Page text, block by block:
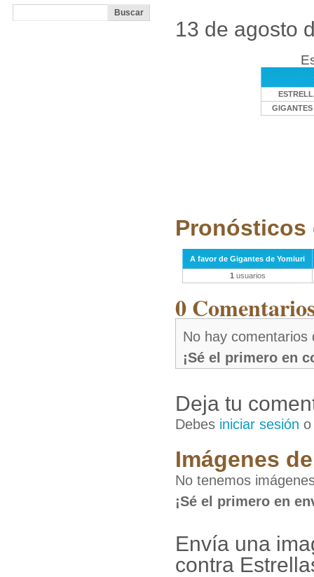
13 de agosto
GIGANTES
Pronósticos
A favor de Gigantes de Yomiuri
1 usuarios
0
No hay comentarios
¡Sé el primero en
Deja tu
Debes iniciar sesión
Imágenes
No tenemos
¡Sé el primero en
Envía una
contra